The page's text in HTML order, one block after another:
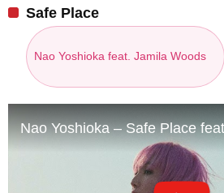
Safe Place
Nao Yoshioka feat. Jamila Woods
Nao Yoshioka – Safe Place